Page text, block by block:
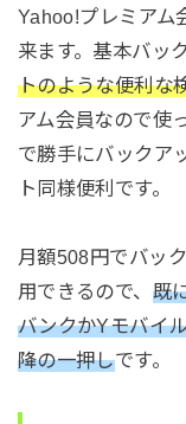
Yahoo!プレミアム
来ます。基本バッ
トのような便利な
アム会員なので使
で勝手にバックア
ト同様便利です。
月額508円でバッ
用できるので、 既
バンクかYモバイ
降の一押しです。